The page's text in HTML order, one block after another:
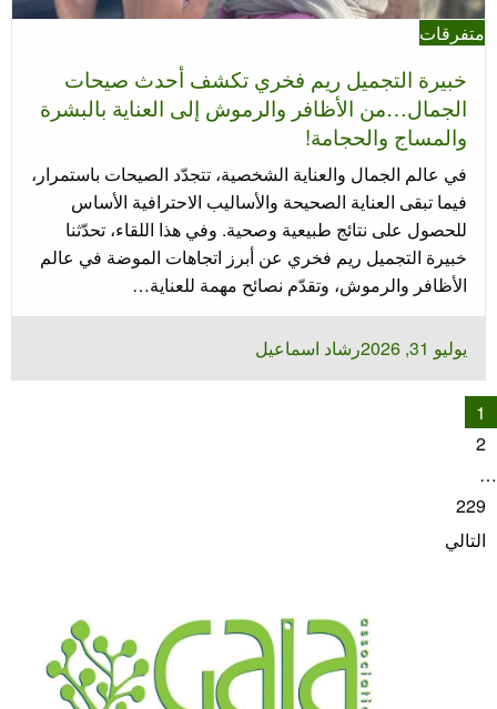
متفرقات
خبيرة التجميل ريم فخري تكشف أحدث صيحات
الجمال…من الأظافر والرموش إلى العناية بالبشرة
والمساج والحجامة!
في عالم الجمال والعناية الشخصية، تتجدّد الصيحات باستمرار،
فيما تبقى العناية الصحيحة والأساليب الاحترافية الأساس
للحصول على نتائج طبيعية وصحية. وفي هذا اللقاء، تحدّثنا
خبيرة التجميل ريم فخري عن أبرز اتجاهات الموضة في عالم
الأظافر والرموش، وتقدّم نصائح مهمة للعناية…
نُشر
في
يوليو 31, 2026 رشاد اسماعيل
تعدد
صفحات
المقالات
1
2
…
229
التالي